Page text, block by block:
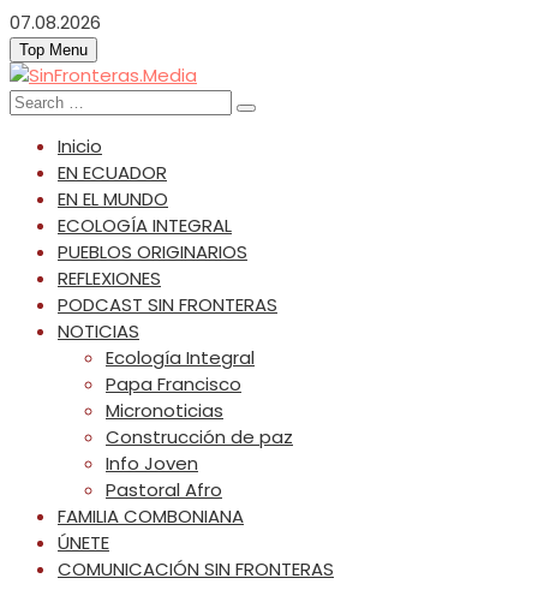
Skip
to
content
07.08.2026
Top Menu
Search
Inicio
EN ECUADOR
EN EL MUNDO
ECOLOGÍA INTEGRAL
PUEBLOS ORIGINARIOS
REFLEXIONES
PODCAST SIN FRONTERAS
NOTICIAS
Ecología Integral
Papa Francisco
Micronoticias
Construcción de paz
Info Joven
Pastoral Afro
FAMILIA COMBONIANA
ÚNETE
COMUNICACIÓN SIN FRONTERAS